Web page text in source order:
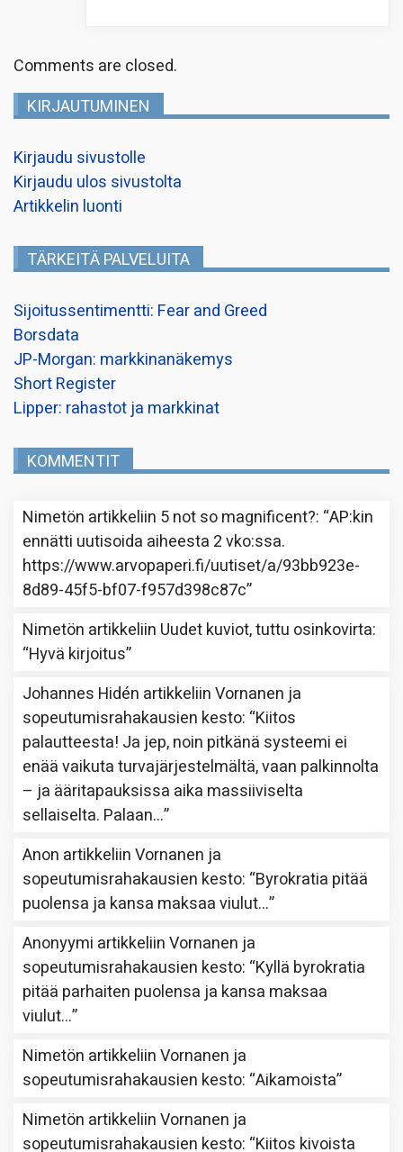
Comments are closed.
KIRJAUTUMINEN
Kirjaudu sivustolle
Kirjaudu ulos sivustolta
Artikkelin luonti
TÄRKEITÄ PALVELUITA
Sijoitussentimentti: Fear and Greed
Borsdata
JP-Morgan: markkinanäkemys
Short Register
Lipper: rahastot ja markkinat
KOMMENTIT
Nimetön artikkeliin 5 not so magnificent?: “AP:kin
ennätti uutisoida aiheesta 2 vko:ssa.
https://www.arvopaperi.fi/uutiset/a/93bb923e-
8d89-45f5-bf07-f957d398c87c”
Nimetön artikkeliin Uudet kuviot, tuttu osinkovirta:
“Hyvä kirjoitus”
Johannes Hidén artikkeliinVornanen ja
sopeutumisrahakausien kesto: “Kiitos
palautteesta! Ja jep, noin pitkänä systeemi ei
enää vaikuta turvajärjestelmältä, vaan palkinnolta
– ja ääritapauksissa aika massiiviselta
sellaiselta. Palaan…”
Anon artikkeliinVornanen ja
sopeutumisrahakausien kesto: “Byrokratia pitää
puolensa ja kansa maksaa viulut…”
Anonyymi artikkeliinVornanen ja
sopeutumisrahakausien kesto: “Kyllä byrokratia
pitää parhaiten puolensa ja kansa maksaa
viulut…”
Nimetön artikkeliinVornanen ja
sopeutumisrahakausien kesto: “Aikamoista”
Nimetön artikkeliinVornanen ja
sopeutumisrahakausien kesto: “Kiitos kivoista